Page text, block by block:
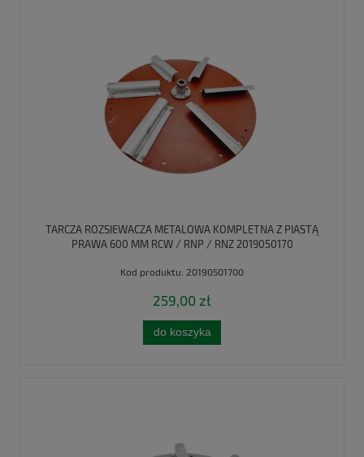
TARCZA ROZSIEWACZA METALOWA KOMPLETNA Z PIASTĄ
PRAWA 600 MM RCW / RNP / RNZ 2019050170
Kod produktu: 20190501700
259,00 zł
do koszyka